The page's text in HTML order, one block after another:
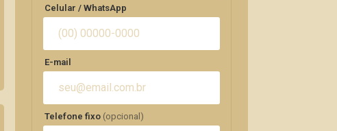
Celular / WhatsApp
E-mail
Telefone fixo (opcional)